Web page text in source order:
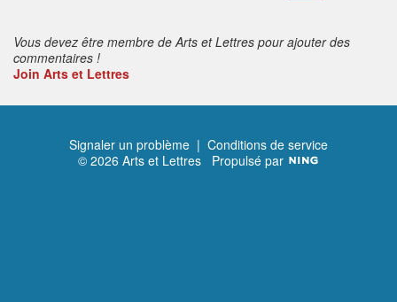
Vous devez être membre de Arts et Lettres pour ajouter des
commentaires !
Join Arts et Lettres
Signaler un problème | Conditions de service
© 2026 Arts et Lettres Propulsé par